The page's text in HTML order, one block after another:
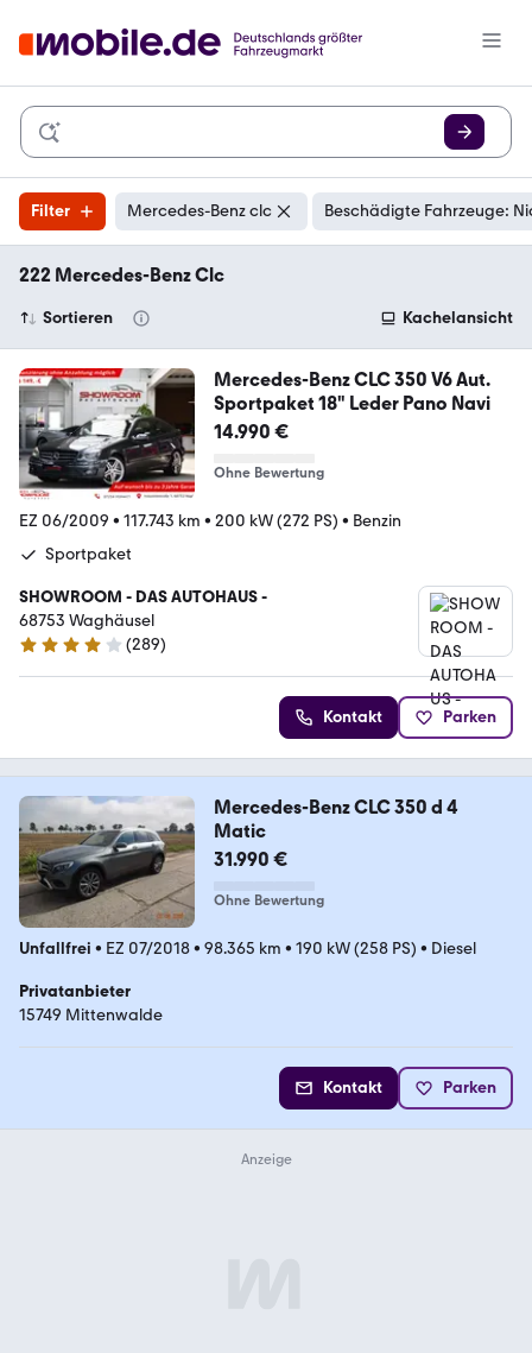
Filter Mercedes-Benz clc Beschädigte Fahrzeuge:
222 Mercedes-Benz Clc
Sortieren Kachelansicht
Mercedes-Benz CLC 350 V6 Aut.
Sportpaket 18" Leder Pano Navi
14.990 €
Ohne Bewertung
EZ 06/2009 • 117.743 km • 200 kW (272 PS) • Benzin
Sportpaket
SHOWROOM - DAS AUTOHAUS -
68753 Waghäusel
4.2 Sterne
(289)
Kontakt Parken
Mercedes-Benz CLC 350 d 4
Matic
31.990 €
Ohne Bewertung
Unfallfrei • EZ 07/2018• 98.365 km • 190 kW (258 PS) • Diesel
Privatanbieter
15749 Mittenwalde
Kontakt Parken